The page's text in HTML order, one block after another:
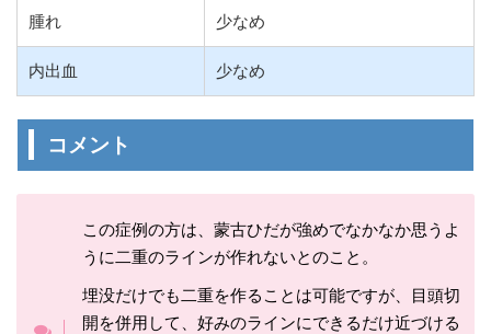
腫れ 少なめ
内出血 少なめ
コメント
この症例の方は、蒙古ひだが強めでなかなか思うよ
うに二重のラインが作れないとのこと。
埋没だけでも二重を作ることは可能ですが、目頭切
開を併用して、好みのラインにできるだけ近づける